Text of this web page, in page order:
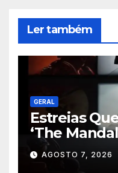
Ler também
GERAL
Estreias
‘The
Anunciado
AGOSTO 7, 2026